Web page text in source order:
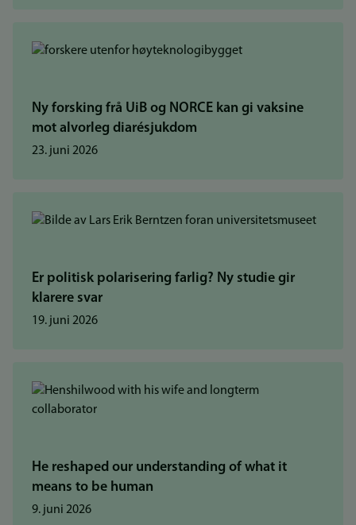
Ny forsking frå UiB og NORCE kan gi vaksine
mot alvorleg diarésjukdom
23. juni 2026
Er politisk polarisering farlig? Ny studie gir
klarere svar
19. juni 2026
He reshaped our understanding of what it
means to be human
9. juni 2026